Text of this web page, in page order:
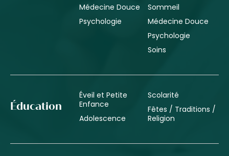
Médecine Douce
Psychologie
Sommeil
Médecine Douce
Psychologie
Soins
Éducation
Éveil et Petite
Enfance
Adolescence
Scolarité
Fêtes / Traditions /
Religion